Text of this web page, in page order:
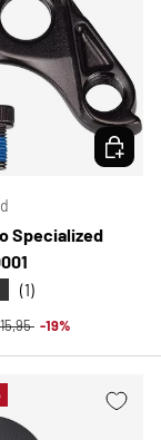
Specialized
(1)
vendita
normale
-19%
SCEGLI